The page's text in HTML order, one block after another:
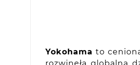
Yokohama to